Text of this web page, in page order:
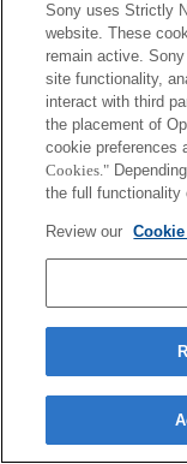
Sony uses Strictly
website. These
remain active.
site functionality,
interact with third
the placement of
cookie preferences
Cookies."
the full functionality
Review our